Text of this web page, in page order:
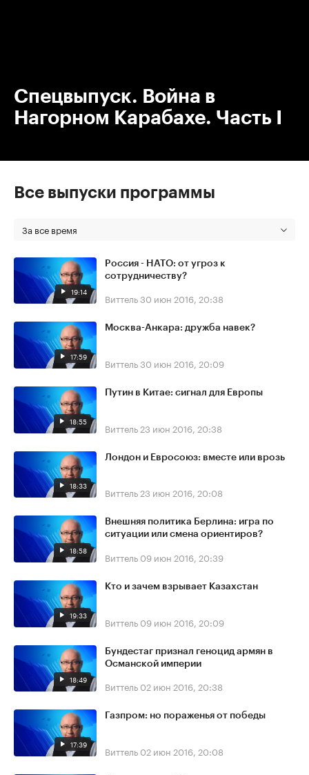
Спецвыпуск. Война в
Нагорном Карабахе. Часть I
Все выпуски программы
За все время
19:14
Россия - НАТО: от угроз к
сотрудничеству?
Виттель30 июн 2016, 20:38
17:59
Москва-Анкара: дружба навек?
Виттель30 июн 2016, 20:09
18:55
Путин в Китае: сигнал для Европы
Виттель 23 июн 2016, 20:38
18:33
Лондон и Евросоюз: вместе или врозь
Виттель 23 июн 2016, 20:08
18:58
Внешняя политика Берлина: игра по
ситуации или смена ориентиров?
Виттель 09 июн 2016, 20:39
19:33
Кто и зачем взрывает Казахстан
Виттель 09 июн 2016, 20:09
18:49
Бундестаг признал геноцид армян в
Османской империи
Виттель 02 июн 2016, 20:38
17:39
Газпром: но пораженья от победы
Виттель 02 июн 2016, 20:08